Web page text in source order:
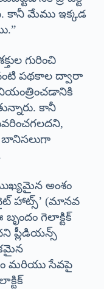
కానీ మేము ఇక్కడ
గురించి
వంటి పథకాల ద్వారా
కానీ
బానిసలుగా
అంశం
హాట్స్’ (మానవ
గెలాక్టిక్
ప్లీడియన్స్
మరియు సేవపై